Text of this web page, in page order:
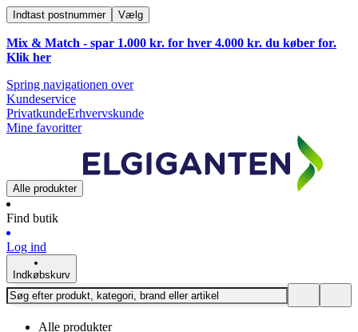
Indtast postnummer Vælg
Mix & Match - spar 1.000 kr. for hver 4.000 kr. du køber for.
Klik her
Spring navigationen over
Kundeservice
PrivatkundeErhvervskunde
Mine favoritter
Alle produkter
Find butik
Log ind
Indkøbskurv
Alle produkter